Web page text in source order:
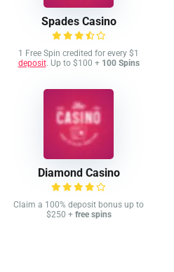
Spades Casino
1 Free Spin credited for every $1
deposit. Up to $100 + 100 Spins
Diamond Casino
Claim a 100% deposit bonus up to
$250 + free spins